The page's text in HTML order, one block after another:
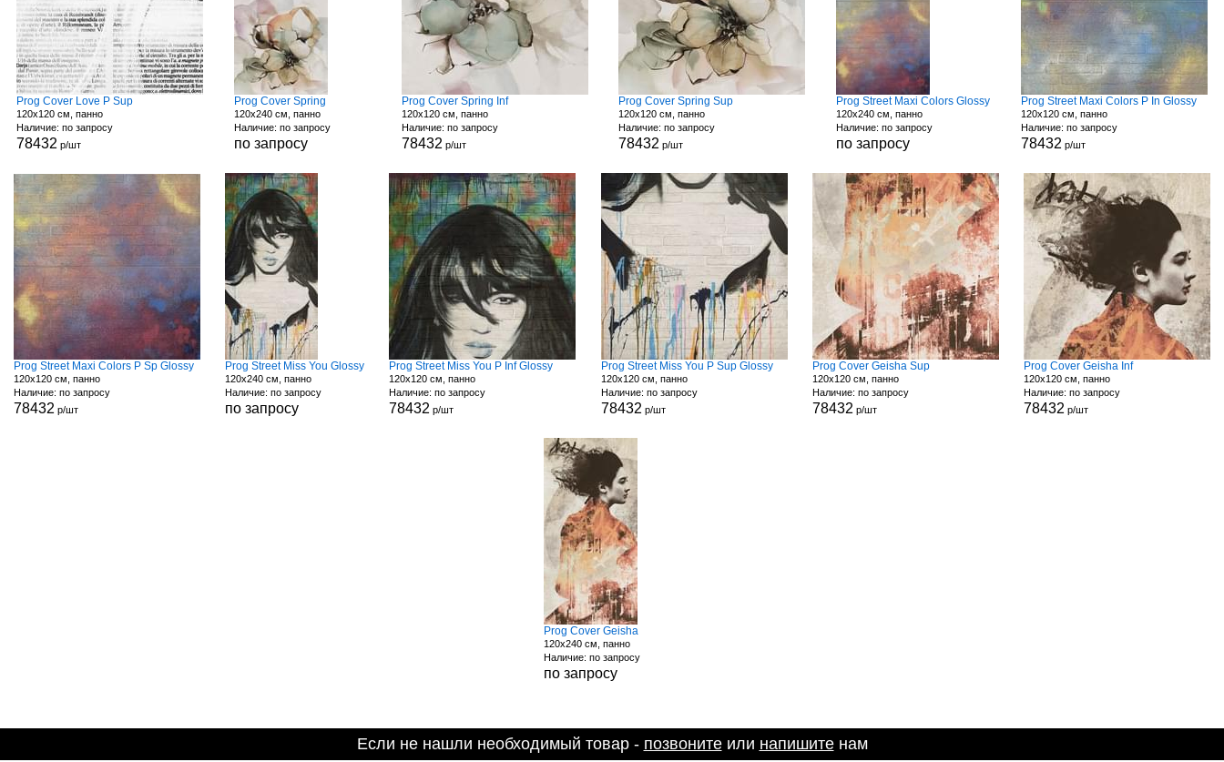
Prog Cover Love P Sup
120x120 см, панно
Наличие: по запросу
78432 р/шт
Prog Cover Spring
120x240 см, панно
Наличие: по запросу
по запросу
Prog Cover Spring Inf
120x120 см, панно
Наличие: по запросу
78432 р/шт
Prog Cover Spring Sup
120x120 см, панно
Наличие: по запросу
78432 р/шт
Prog Street Maxi Colors Glossy
120x240 см, панно
Наличие: по запросу
по запросу
Prog Street Maxi Colors P In Glossy
120x120 см, панно
Наличие: по запросу
78432 р/шт
Prog Street Maxi Colors P Sp Glossy
120x120 см, панно
Наличие: по запросу
78432 р/шт
Prog Street Miss You Glossy
120x240 см, панно
Наличие: по запросу
по запросу
Prog Street Miss You P Inf Glossy
120x120 см, панно
Наличие: по запросу
78432 р/шт
Prog Street Miss You P Sup Glossy
120x120 см, панно
Наличие: по запросу
78432 р/шт
Prog Cover Geisha Sup
120x120 см, панно
Наличие: по запросу
78432 р/шт
Prog Cover Geisha Inf
120x120 см, панно
Наличие: по запросу
78432 р/шт
Prog Cover Geisha
120x240 см, панно
Наличие: по запросу
по запросу
Если не нашли необходимый товар - позвонитеили напишитенам